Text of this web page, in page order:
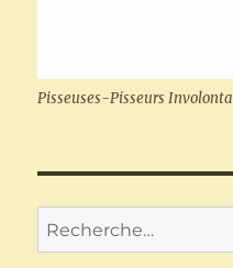
Pisseuses-Pisseurs
Recherche
pour :